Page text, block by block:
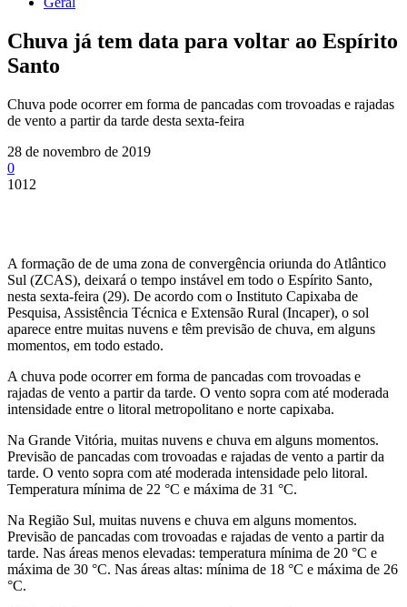
Chuva já tem data para voltar ao Espírito
Santo
Chuva pode ocorrer em forma de pancadas com trovoadas e rajadas
de vento a partir da tarde desta sexta-feira
28 de novembro de 2019
0
1012
A formação de de uma zona de convergência oriunda do Atlântico
Sul (ZCAS), deixará o tempo instável em todo o Espírito Santo,
nesta sexta-feira (29). De acordo com o Instituto Capixaba de
Pesquisa, Assistência Técnica e Extensão Rural (Incaper), o sol
aparece entre muitas nuvens e têm previsão de chuva, em alguns
momentos, em todo estado.
A chuva pode ocorrer em forma de pancadas com trovoadas e
rajadas de vento a partir da tarde. O vento sopra com até moderada
intensidade entre o litoral metropolitano e norte capixaba.
Na Grande Vitória, muitas nuvens e chuva em alguns momentos.
Previsão de pancadas com trovoadas e rajadas de vento a partir da
tarde. O vento sopra com até moderada intensidade pelo litoral.
Temperatura mínima de 22 °C e máxima de 31 °C.
Na Região Sul, muitas nuvens e chuva em alguns momentos.
Previsão de pancadas com trovoadas e rajadas de vento a partir da
tarde. Nas áreas menos elevadas: temperatura mínima de 20 °C e
máxima de 30 °C. Nas áreas altas: mínima de 18 °C e máxima de 26
°C.